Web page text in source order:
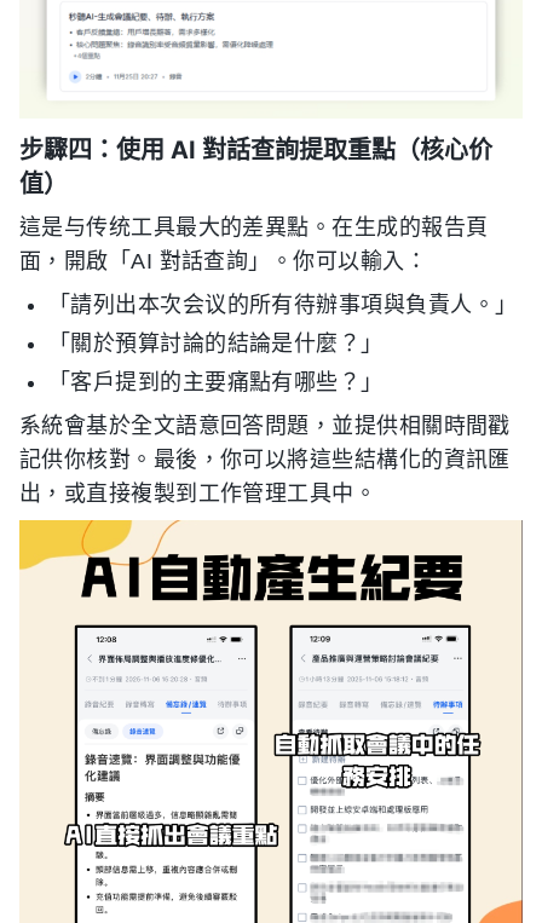
步驟四：使用 AI 對話查詢提取重點（核心价
值）
這是与传统工具最大的差異點。在生成的報告頁
面，開啟「AI 對話查詢」。你可以輸入：
「請列出本次会议的所有待辦事項與負責人。」
「關於預算討論的結論是什麼？」
「客戶提到的主要痛點有哪些？」
系統會基於全文語意回答問題，並提供相關時間戳
記供你核對。最後，你可以將這些結構化的資訊匯
出，或直接複製到工作管理工具中。